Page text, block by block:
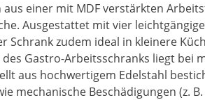
einer mit MDF verstärkten
Ausgestattet mit vier
Schrank zudem ideal in kleinere
Gastro-Arbeitsschranks liegt bei
aus hochwertigem Edelstahl
mechanische Beschädigungen (z.